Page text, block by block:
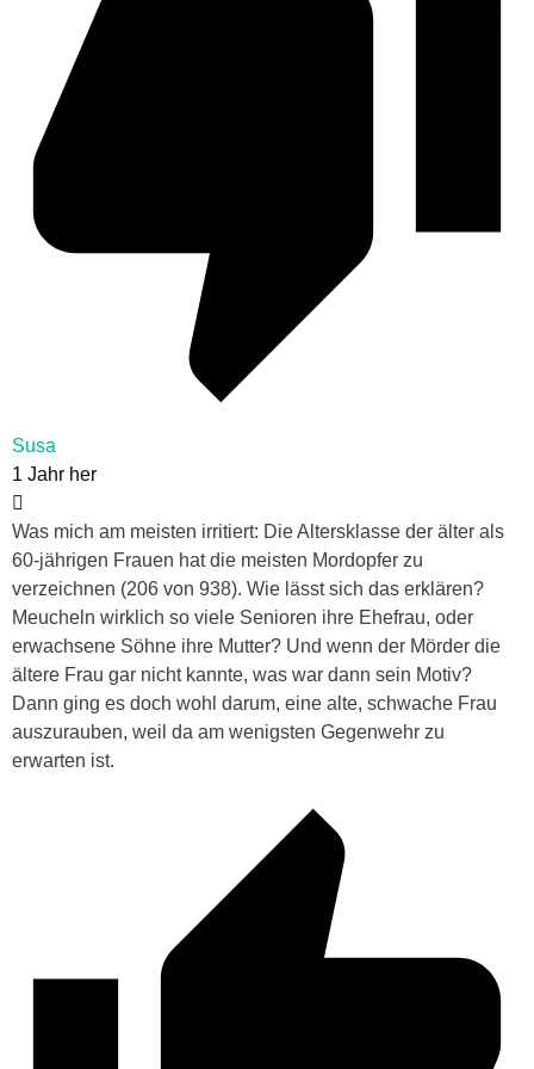
Susa
1 Jahr her
Was mich am meisten irritiert: Die Altersklasse der älter als
60-jährigen Frauen hat die meisten Mordopfer zu
verzeichnen (206 von 938). Wie lässt sich das erklären?
Meucheln wirklich so viele Senioren ihre Ehefrau, oder
erwachsene Söhne ihre Mutter? Und wenn der Mörder die
ältere Frau gar nicht kannte, was war dann sein Motiv?
Dann ging es doch wohl darum, eine alte, schwache Frau
auszurauben, weil da am wenigsten Gegenwehr zu
erwarten ist.